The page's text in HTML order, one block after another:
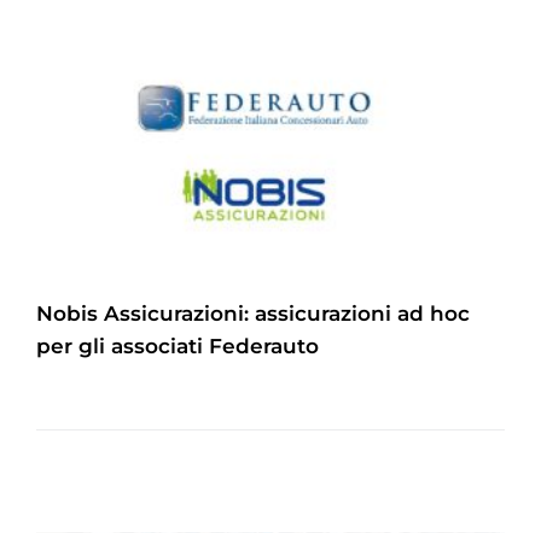
Nobis Assicurazioni: assicurazioni ad hoc
per gli associati Federauto